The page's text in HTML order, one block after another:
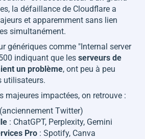
la défaillance de Cloudflare a
et apparemment sans lien
simultanément.
génériques comme "Internal server
indiquant que les serveurs de
un problème, ont peu à peu
utilisateurs.
majeures impactées, on retrouve :
Twitter)
: ChatGPT, Perplexity, Gemini
Pro : Spotify, Canva